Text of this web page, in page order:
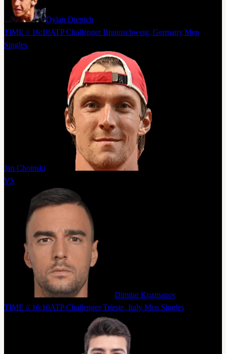
Dylan Dietrich
TIME // 16:10ATP Challenger Braunschweig, Germany Men
Singles
Jan Choinski
VS
Dimitar Kuzmanov
TIME // 16:10ATP Challenger Trieste, Italy Men Singles